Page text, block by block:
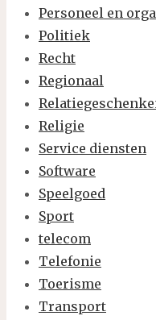
Personeel en
Politiek
Recht
Regionaal
Religie
Service diensten
Software
Speelgoed
Sport
telecom
Telefonie
Toerisme
Transport